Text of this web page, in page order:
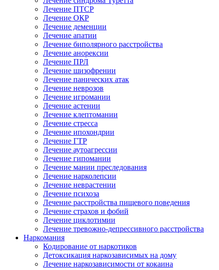
Лечение ПТСР
Лечение ОКР
Лечение деменции
Лечение апатии
Лечение биполярного расстройства
Лечение анорексии
Лечение ПРЛ
Лечение шизофрении
Лечение панических атак
Лечение неврозов
Лечение игромании
Лечение астении
Лечение клептомании
Лечение стресса
Лечение ипохондрии
Лечение ГТР
Лечение аутоагрессии
Лечение гипомании
Лечение мании преследования
Лечение нарколепсии
Лечение неврастении
Лечение психоза
Лечение расстройства пищевого поведения
Лечение страхов и фобий
Лечение циклотимии
Лечение тревожно-депрессивного расстройства
Наркомания
Кодирование от наркотиков
Детоксикация наркозависимых на дому
Лечение наркозависимости от кокаина